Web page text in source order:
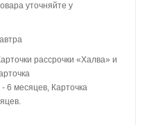
уточняйте у
рассрочки «Халва» и
6 месяцев, Карточка